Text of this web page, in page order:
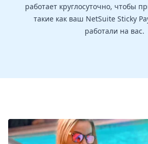
работает круглосуточно, чтобы
такие как ваш NetSuite Sticky
работали на вас.